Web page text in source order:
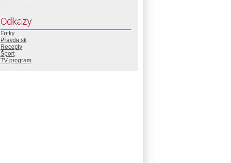
Odkazy
Fotky
Pravda.sk
Recepty
Šport
TV program